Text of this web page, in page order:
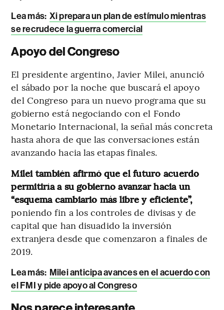
Lea más: Xi prepara un plan de estímulo mientras
se recrudece la guerra comercial
Apoyo del Congreso
El presidente argentino, Javier Milei, anunció
el sábado por la noche que buscará el apoyo
del Congreso para un nuevo programa que su
gobierno está negociando con el Fondo
Monetario Internacional, la señal más concreta
hasta ahora de que las conversaciones están
avanzando hacia las etapas finales.
Milei también afirmó que el futuro acuerdo
permitiría a su gobierno avanzar hacia un
“esquema cambiario más libre y eficiente”,
poniendo fin a los controles de divisas y de
capital que han disuadido la inversión
extranjera desde que comenzaron a finales de
2019.
Lea más: Milei anticipa avances en el acuerdo con
el FMI y pide apoyo al Congreso